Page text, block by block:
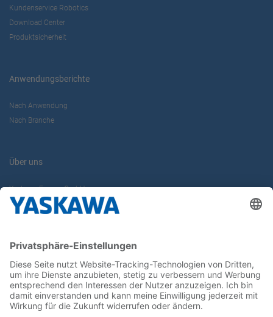
Kundenservice Robotics
Download Center
Produktsicherheit
Anwendungsberichte
Nach Anwendung
Nach Branche
Über uns
Yaskawa Europe GmbH
Karriere
Newsletter